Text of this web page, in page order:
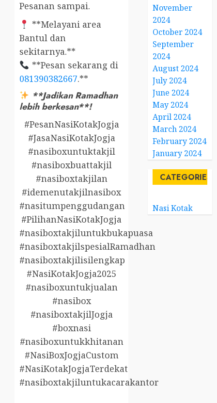
Pesanan sampai.
**Melayani area
Bantul dan
sekitarnya.**
**Pesan sekarang di
081390382667.**
**Jadikan Ramadhan
lebih berkesan**!
#PesanNasiKotakJogja
#JasaNasiKotakJogja
#nasiboxuntuktakjil
#nasiboxbuattakjil
#nasiboxtakjilan
#idemenutakjilnasibox
#nasitumpenggudangan
#PilihanNasiKotakJogja
#nasiboxtakjiluntukbukapuasa
#nasiboxtakjilspesialRamadhan
#nasiboxtakjilisilengkap
#NasiKotakJogja2025
#nasiboxuntukjualan
#nasibox
#nasiboxtakjilJogja
#boxnasi
#nasiboxuntukkhitanan
#NasiBoxJogjaCustom
#NasiKotakJogjaTerdekat
#nasiboxtakjiluntukacarakantor
November
2024
October 2024
September
2024
August 2024
July 2024
June 2024
May 2024
April 2024
March 2024
February 2024
January 2024
CATEGORIES
Nasi Kotak